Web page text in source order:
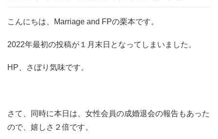
こんにちは、Marriage and FPの栗本です。
2022年最初の投稿が１月末日となってしまいました。
HP、さぼり気味です。
さて、同時に本日は、女性会員の成婚退会の報告もあった
ので、嬉しさ２倍です。